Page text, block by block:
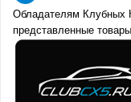
Обладателям Клубных
представленные